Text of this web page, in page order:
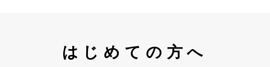
はじめての方へ